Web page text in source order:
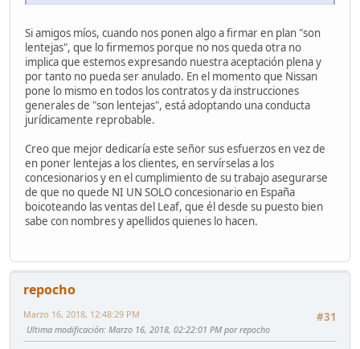
Si amigos míos, cuando nos ponen algo a firmar en plan "son
lentejas", que lo firmemos porque no nos queda otra no
implica que estemos expresando nuestra aceptación plena y
por tanto no pueda ser anulado. En el momento que Nissan
pone lo mismo en todos los contratos y da instrucciones
generales de "son lentejas", está adoptando una conducta
jurídicamente reprobable.
Creo que mejor dedicaría este señor sus esfuerzos en vez de
en poner lentejas a los clientes, en servírselas a los
concesionarios y en el cumplimiento de su trabajo asegurarse
de que no quede NI UN SOLO concesionario en España
boicoteando las ventas del Leaf, que él desde su puesto bien
sabe con nombres y apellidos quienes lo hacen.
repocho
#31
Marzo 16, 2018, 12:48:29 PM
Ultima modificación: Marzo 16, 2018, 02:22:01 PM por repocho